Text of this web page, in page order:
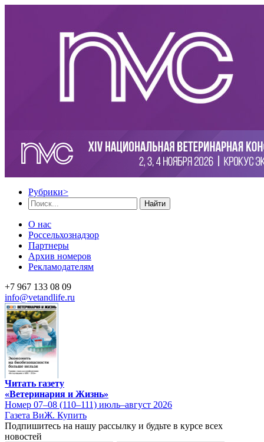
Рубрики>
Найти
О нас
Россельхознадзор
Партнеры
Архив номеров
Рекламодателям
+7 967 133 08 09
info@vetandlife.ru
Читать газету
«Ветеринария и Жизнь»
Номер 07–08 (110–111) июль–август 2026
Газета ВиЖ. Купить
Подпишитесь на нашу рассылку и будьте в курсе всех
новостей